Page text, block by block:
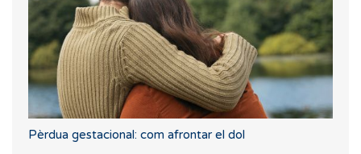
Pèrdua gestacional: com afrontar el dol